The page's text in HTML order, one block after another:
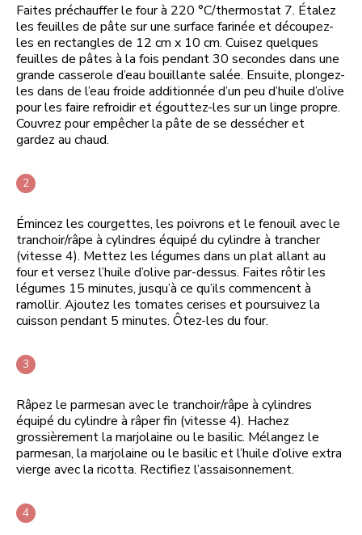
Faites préchauffer le four à 220 °C/thermostat 7. Étalez
les feuilles de pâte sur une surface farinée et découpez-
les en rectangles de 12 cm x 10 cm. Cuisez quelques
feuilles de pâtes à la fois pendant 30 secondes dans une
grande casserole d’eau bouillante salée. Ensuite, plongez-
les dans de l’eau froide additionnée d’un peu d’huile d’olive
pour les faire refroidir et égouttez-les sur un linge propre.
Couvrez pour empêcher la pâte de se dessécher et
gardez au chaud.
Émincez les courgettes, les poivrons et le fenouil avec le
tranchoir/râpe à cylindres équipé du cylindre à trancher
(vitesse 4). Mettez les légumes dans un plat allant au
four et versez l’huile d’olive par-dessus. Faites rôtir les
légumes 15 minutes, jusqu’à ce qu’ils commencent à
ramollir. Ajoutez les tomates cerises et poursuivez la
cuisson pendant 5 minutes. Ôtez-les du four.
Râpez le parmesan avec le tranchoir/râpe à cylindres
équipé du cylindre à râper fin (vitesse 4). Hachez
grossièrement la marjolaine ou le basilic. Mélangez le
parmesan, la marjolaine ou le basilic et l’huile d’olive extra
vierge avec la ricotta. Rectifiez l’assaisonnement.